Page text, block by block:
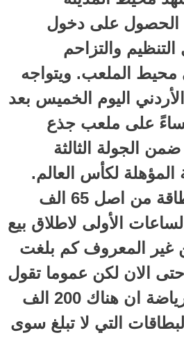
الحصول على دخول
والتزاحم
محيط الملعب. ويتواجه
اليوم الخميس بعد
على ملعب جذع
الجولة الثالثة
المؤهلة لكأس العالم.
وتم بيع 17 الف بطاقة من اصل 65 الف
الأولى لاطلاق بيع
غير المعروف كم بلغت
الان لكن عموما تقول
وزارة الشباب والرياضة ان هناك 200 الف
التي لا تبلغ سوى